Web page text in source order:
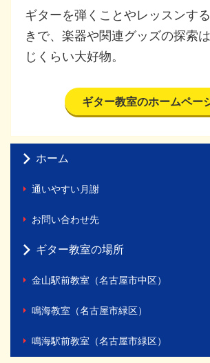
ギターを弾くことやレッスンす
きで、楽器や関連グッズの探索
じくらい大好物。
ギター教室のホームペー
ホーム
通いやすい月謝
お問い合わせ先
ギター教室の場所
金山駅前教室（名古屋市中区）
鳴海教室（名古屋市緑区）
鳴海駅前教室（名古屋市緑区）